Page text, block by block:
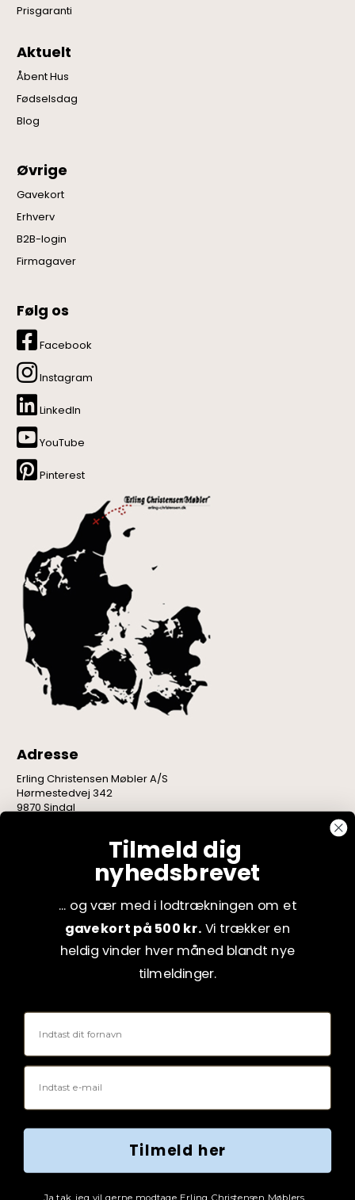
Prisgaranti
Aktuelt
Åbent Hus
Fødselsdag
Blog
Øvrige
Gavekort
Erhverv
B2B-login
Firmagaver
Følg os
Facebook
Instagram
LinkedIn
YouTube
Pinterest
Adresse
Erling Christensen Møbler A/S
Hørmestedvej 342
9870 Sindal
Tilmeld dig
nyhedsbrevet
... og vær med i lodtrækningen om et
gavekort på 500 kr. Vi trækker en
heldig vinder hver måned blandt nye
tilmeldinger.
Fornavn
Email
Tilmeld her
Tjekboks samtykke